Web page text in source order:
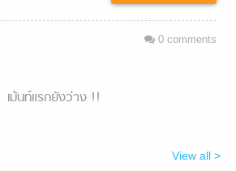
0comments
เม้นท์แรกยังว่าง !!
View all >